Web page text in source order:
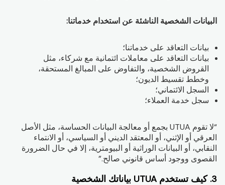
البيانات الشخصية الناشئة عن استخدام خدماتنا:
بيانات التعاقد على خدماتنا؛
بيانات التعاقد على معاملات ائتمانية مع شركاء، مثل
القروض الشخصية، والتفاوض على المبالغ المستحقة،
وخطط تقسيط الديون؛
السجل الائتماني؛
سجل خدمة العملاء؛
“لا تقوم UTUA بجمع أو معالجة البيانات الحساسة، مثل الأصل
العرقي أو الإثني، أو المعتقد الديني أو السياسي، أو الانتماء
النقابي، أو البيانات الوراثية أو البيومترية، إلا في حال الضرورة
القصوى ووجود أساس قانوني صالح.”
3. كيف تستخدم UTUA بياناتك الشخصية